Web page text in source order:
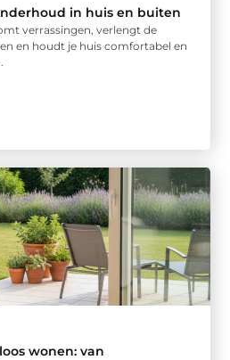
in huis en buiten
verrassingen, verlengt de
en houdt je huis comfortabel en
wonen: van